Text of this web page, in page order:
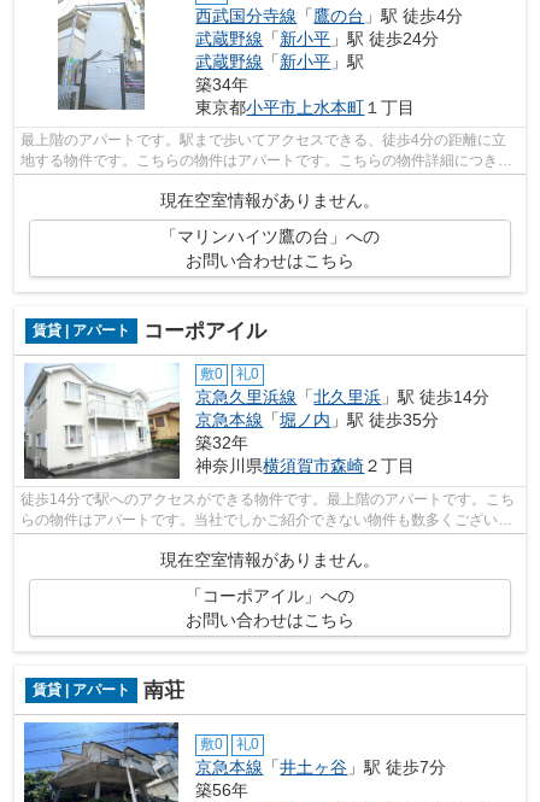
西武国分寺線 「鷹の台 」駅 徒歩4分
武蔵野線 「新小平 」駅 徒歩24分
武蔵野線 「新小平 」駅
築34年
東京都小平市上水本町１丁目
最上階のアパートです。駅まで歩いてアクセスできる、徒歩4分の距離に立
地する物件です。こちらの物件はアパートです。こちらの物件詳細につきま
現在空室情報がありません。
「マリンハイツ鷹の台」への
お問い合わせはこちら
賃貸 | アパート コーポアイル
敷0 礼0
京急久里浜線 「北久里浜 」駅 徒歩14分
京急本線 「堀ノ内 」駅 徒歩35分
築32年
神奈川県横須賀市森崎２丁目
徒歩14分で駅へのアクセスができる物件です。最上階のアパートです。こち
らの物件はアパートです。当社でしかご紹介できない物件も数多くございま
現在空室情報がありません。
「コーポアイル」への
お問い合わせはこちら
賃貸 | アパート 南荘
敷0 礼0
京急本線 「井土ヶ谷 」駅 徒歩7分
築56年